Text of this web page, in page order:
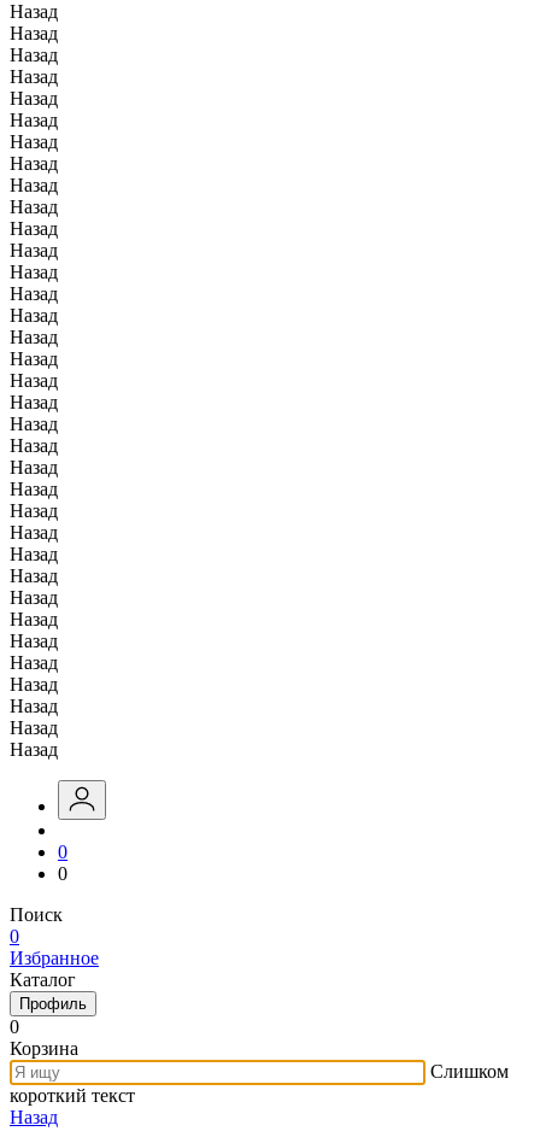
Назад
Назад
Назад
Назад
Назад
Назад
Назад
Назад
Назад
Назад
Назад
Назад
Назад
Назад
Назад
Назад
Назад
Назад
Назад
Назад
Назад
Назад
Назад
Назад
Назад
Назад
Назад
Назад
Назад
Назад
Назад
Назад
Назад
Назад
Назад
0
0
Поиск
0
Избранное
Каталог
Профиль
0
Корзина
Слишком
короткий текст
Назад